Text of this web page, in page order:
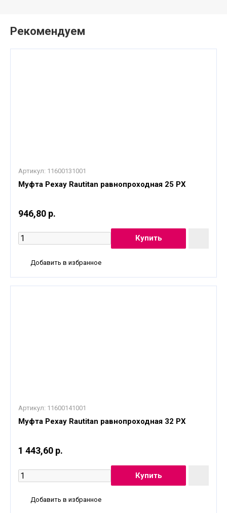
Рекомендуем
Артикул: 11600131001
Муфта Рехау Rautitan равнопроходная 25 РХ
946,80 р.
Добавить в избранное
Артикул: 11600141001
Муфта Рехау Rautitan равнопроходная 32 PХ
1 443,60 р.
Добавить в избранное